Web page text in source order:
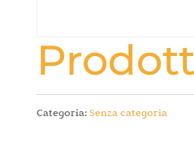
Categoria:Senza categoria